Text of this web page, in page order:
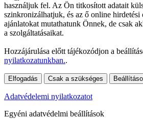
használjuk fel. Az Ön titkosított adatait
szinkronizálhatjuk, és az ő online hirdetési
ajánlatokat mutathatunk Önnek, de csak
a szolgáltatásaikat.
Hozzájárulása előtt tájékozódjon a
nyilatkozatunkban..
Elfogadás Csak a szükséges
Adatvédelemi nyilatkozatot
Egyéni adatvédelmi beállítások